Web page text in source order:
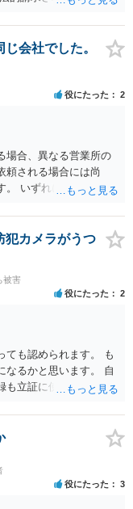
べきでしょうか？ →債
のであれば本人に対し
会社でした。
役にたった 2
場合、異なる営業所の
頼される場合には尚
。 いずれにしても、交
犯カメラがうつ
被害
役にたった 2
ても認められます。 も
なるかと思います。 自
も立証に使えるかと思
役にたった 3